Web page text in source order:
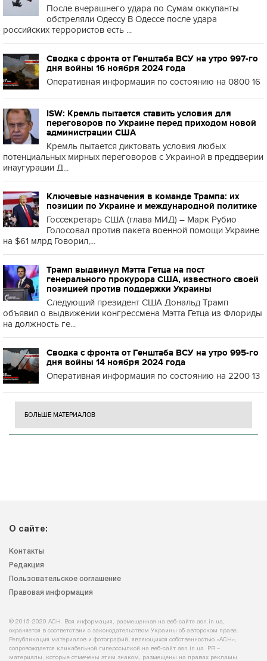
После вчерашнего удара по Сумам оккупанты
обстреляли Одессу В Одессе после удара
российских террористов есть ...
Сводка с фронта от Генштаба ВСУ на утро 997-го
дня войны 16 ноября 2024 года
Оперативная информация по состоянию на 0800 16
ISW: Кремль пытается ставить условия для
переговоров по Украине перед приходом новой
администрации США
Кремль пытается диктовать условия любых
потенциальных мирных переговоров с Украиной в преддверии
инаугурации Д...
Ключевые назначения в команде Трампа: их
позиции по Украине и международной политике
Госсекретарь США (глава МИД) – Марк Рубио
Голосовал против пакета военной помощи Украине
на $61 млрд Говорил,...
Трамп выдвинул Мэтта Гетца на пост
генерального прокурора США, известного своей
позицией против поддержки Украины
Следующий президент США Дональд Трамп
объявил о выдвижении конгрессмена Мэтта Гетца из Флориды
на должность ге...
Сводка с фронта от Генштаба ВСУ на утро 995-го
дня войны 14 ноября 2024 года
Оперативная информация по состоянию на 2200 13
БОЛЬШЕ МАТЕРИАЛОВ
О сайте:
Контакты
Редакция
Пользовательское соглашение
Правовая информация
© 2015-2020 АСН. Вся информация, размещенная на веб-сайте asn.in.ua,
охраняется в соответствии с законодательством Украины об авторском праве.
Републикация материалов и фотографий, являющихся собственностью «АСН»,
сопровождается кликабельной гиперссылкой на веб-сайт asn.іn.ua. PR –
материалы, которые отмечены этим знаком, размещены на правах рекламы.